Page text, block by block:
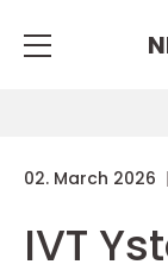
02. March 2026
IVT